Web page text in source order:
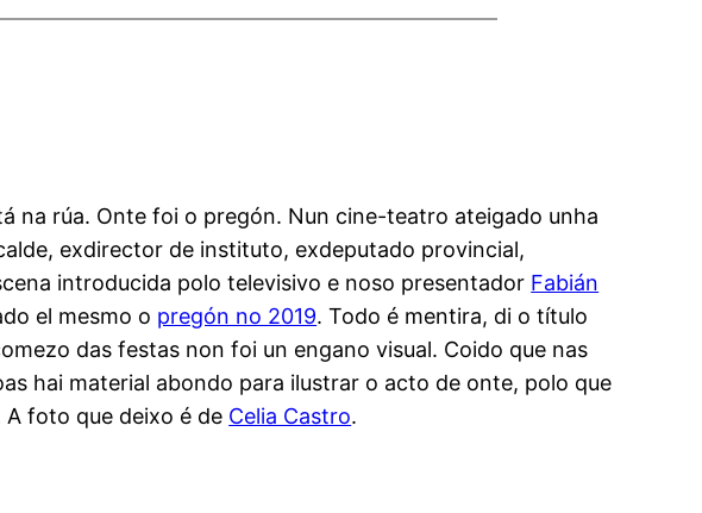
na rúa. Onte foi o pregón. Nun cine-teatro ateigado unha
exdirector de instituto, exdeputado provincial,
introducida polo televisivo e noso presentador Fabián
el mesmo o pregón no 2019. Todo é mentira, di o título
das festas non foi un engano visual. Coido que nas
hai material abondo para ilustrar o acto de onte, polo que
foto que deixo é de Celia Castro.